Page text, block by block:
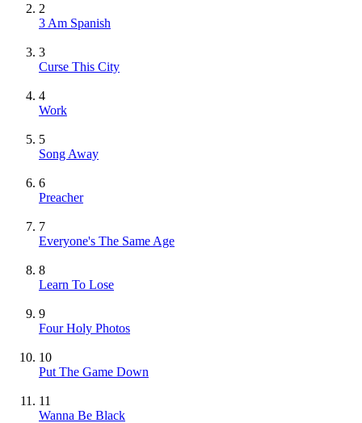
2
3 Am Spanish
3
Curse This City
4
Work
5
Song Away
6
Preacher
7
Everyone's The Same Age
8
Learn To Lose
9
Four Holy Photos
10
Put The Game Down
11
Wanna Be Black